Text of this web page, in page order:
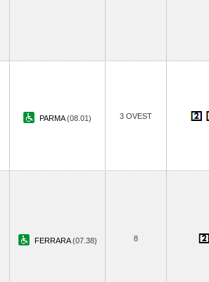
PARMA(08.01) 3 OVEST
FERRARA(07.38) 8